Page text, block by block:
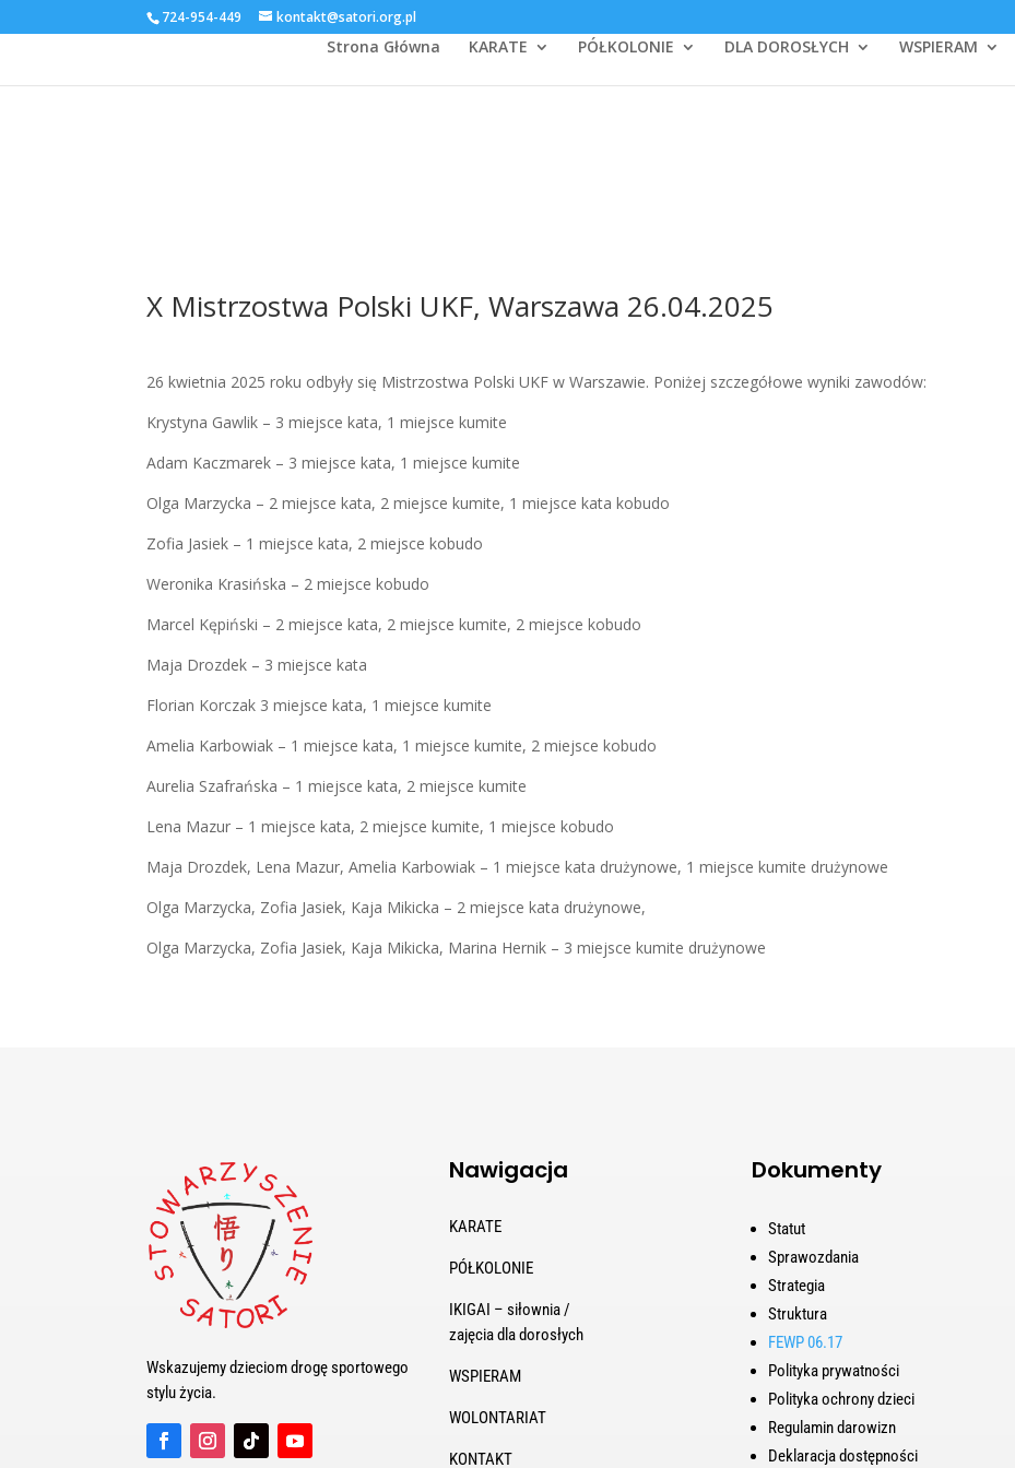
724-954-449 kontakt@satori.org.pl
Strona Główna KARATE PÓŁKOLONIE DLA DOROSŁYCH WSPIERAM
X Mistrzostwa Polski UKF, Warszawa 26.04.2025
26 kwietnia 2025 roku odbyły się Mistrzostwa Polski UKF w Warszawie. Poniżej szczegółowe wyniki zawodów:
Krystyna Gawlik – 3 miejsce kata, 1 miejsce kumite
Adam Kaczmarek – 3 miejsce kata, 1 miejsce kumite
Olga Marzycka – 2 miejsce kata, 2 miejsce kumite, 1 miejsce kata kobudo
Zofia Jasiek – 1 miejsce kata, 2 miejsce kobudo
Weronika Krasińska – 2 miejsce kobudo
Marcel Kępiński – 2 miejsce kata, 2 miejsce kumite, 2 miejsce kobudo
Maja Drozdek – 3 miejsce kata
Florian Korczak 3 miejsce kata, 1 miejsce kumite
Amelia Karbowiak – 1 miejsce kata, 1 miejsce kumite, 2 miejsce kobudo
Aurelia Szafrańska – 1 miejsce kata, 2 miejsce kumite
Lena Mazur – 1 miejsce kata, 2 miejsce kumite, 1 miejsce kobudo
Maja Drozdek, Lena Mazur, Amelia Karbowiak – 1 miejsce kata drużynowe, 1 miejsce kumite drużynowe
Olga Marzycka, Zofia Jasiek, Kaja Mikicka – 2 miejsce kata drużynowe,
Olga Marzycka, Zofia Jasiek, Kaja Mikicka, Marina Hernik – 3 miejsce kumite drużynowe
Wskazujemy dzieciom drogę sportowego
stylu życia.
Nawigacja
KARATE
PÓŁKOLONIE
IKIGAI – siłownia /
zajęcia dla dorosłych
WSPIERAM
WOLONTARIAT
KONTAKT
Dokumenty
Statut
Sprawozdania
Strategia
Struktura
FEWP 06.17
Polityka prywatności
Polityka ochrony dzieci
Regulamin darowizn
Deklaracja dostępności